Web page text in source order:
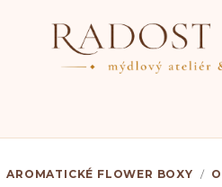
AROMATICKÉ FLOWER BOXY /